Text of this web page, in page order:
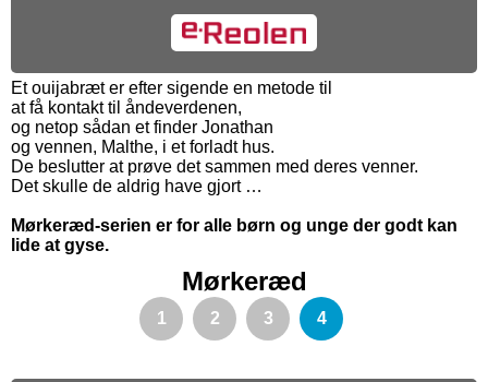
Et ouijabræt er efter sigende en metode til
at få kontakt til åndeverdenen,
og netop sådan et finder Jonathan
og vennen, Malthe, i et forladt hus.
De beslutter at prøve det sammen med deres venner.
Det skulle de aldrig have gjort …
Mørkeræd-serien er for alle børn og unge der godt kan
lide at gyse.
Mørkeræd
1 2 3 4